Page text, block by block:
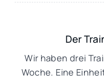
Der
Wir haben drei
Woche. Eine